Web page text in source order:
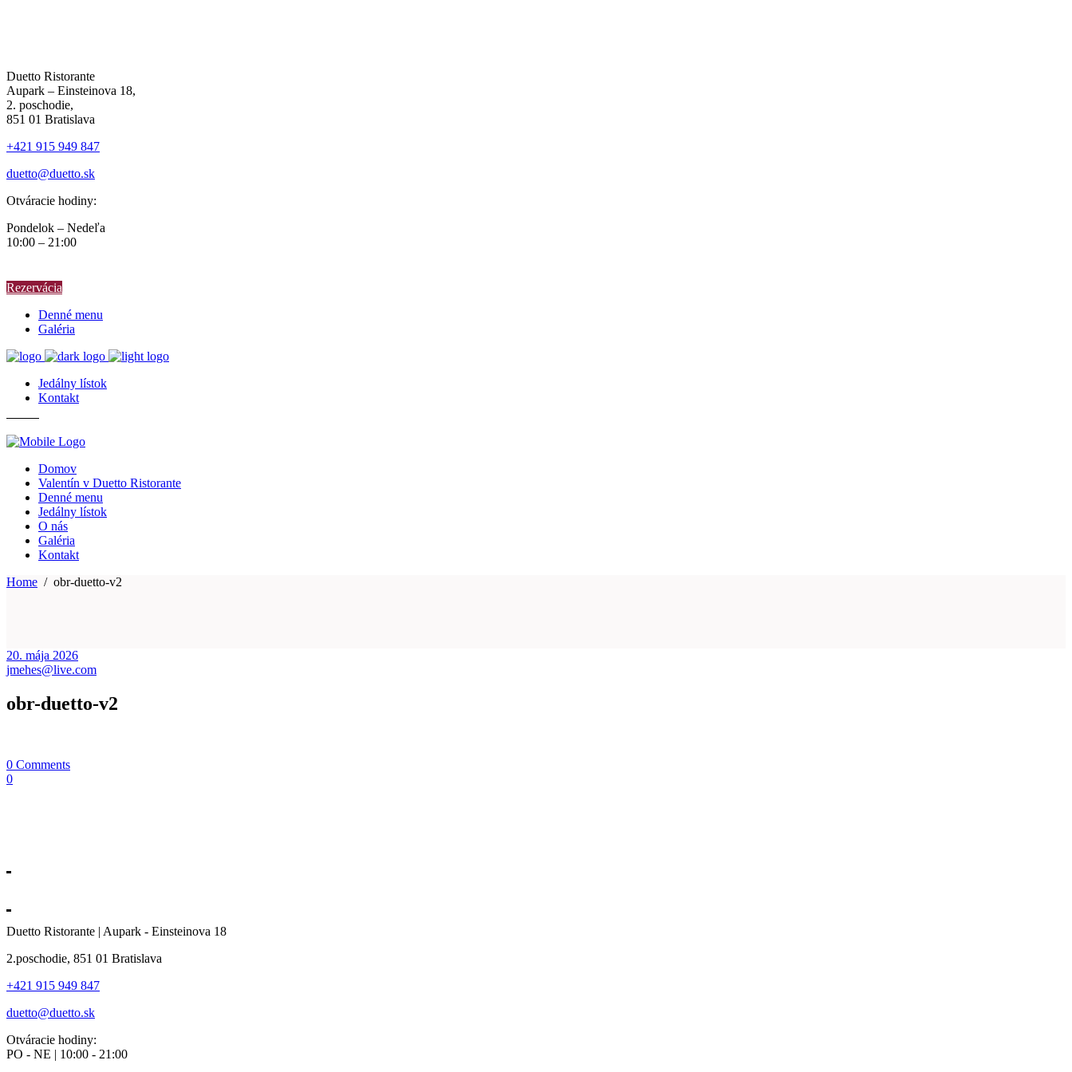
Duetto Ristorante
Aupark – Einsteinova 18,
2. poschodie,
851 01 Bratislava
+421 915 949 847
duetto@duetto.sk
Otváracie hodiny:
Pondelok – Nedeľa
10:00 – 21:00
Rezervácia
Denné menu
Galéria
Jedálny lístok
Kontakt
Domov
Valentín v Duetto Ristorante
Denné menu
Jedálny lístok
O nás
Galéria
Kontakt
Home / obr-duetto-v2
20. mája 2026
jmehes@live.com
obr-duetto-v2
0 Comments
0
Duetto Ristorante | Aupark - Einsteinova 18
2.poschodie, 851 01 Bratislava
+421 915 949 847
duetto@duetto.sk
Otváracie hodiny:
PO - NE | 10:00 - 21:00